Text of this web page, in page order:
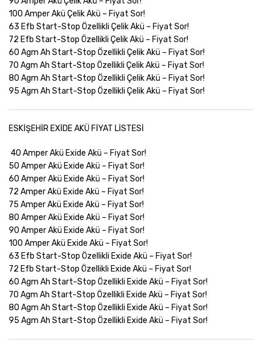
100 Amper Akü Çelik Akü – Fiyat Sor!
63 Efb Start-Stop Özellikli Çelik Akü – Fiyat Sor!
72 Efb Start-Stop Özellikli Çelik Akü – Fiyat Sor!
60 Agm Ah Start-Stop Özellikli Çelik Akü – Fiyat Sor!
70 Agm Ah Start-Stop Özellikli Çelik Akü – Fiyat Sor!
80 Agm Ah Start-Stop Özellikli Çelik Akü – Fiyat Sor!
95 Agm Ah Start-Stop Özellikli Çelik Akü – Fiyat Sor!
ESKİŞEHİR EXİDE AKÜ FİYAT LİSTESİ
40 Amper Akü Exide Akü – Fiyat Sor!
50 Amper Akü Exide Akü – Fiyat Sor!
60 Amper Akü Exide Akü – Fiyat Sor!
72 Amper Akü Exide Akü – Fiyat Sor!
75 Amper Akü Exide Akü – Fiyat Sor!
80 Amper Akü Exide Akü – Fiyat Sor!
90 Amper Akü Exide Akü – Fiyat Sor!
100 Amper Akü Exide Akü – Fiyat Sor!
63 Efb Start-Stop Özellikli Exide Akü – Fiyat Sor!
72 Efb Start-Stop Özellikli Exide Akü – Fiyat Sor!
60 Agm Ah Start-Stop Özellikli Exide Akü – Fiyat Sor!
70 Agm Ah Start-Stop Özellikli Exide Akü – Fiyat Sor!
80 Agm Ah Start-Stop Özellikli Exide Akü – Fiyat Sor!
95 Agm Ah Start-Stop Özellikli Exide Akü – Fiyat Sor!